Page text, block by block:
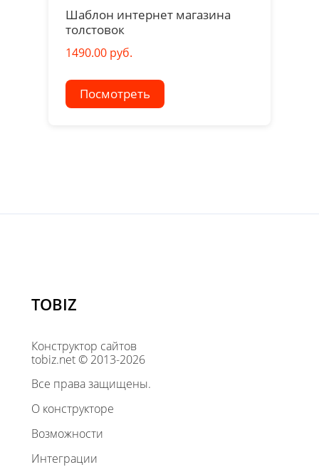
Шаблон интернет магазина
толстовок
1490.00 руб.
Посмотреть
TOBIZ
Конструктор сайтов
tobiz.net © 2013-2026
Все права защищены.
О конструкторе
Возможности
Интеграции